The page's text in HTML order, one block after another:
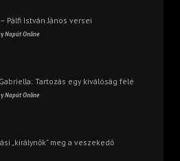
Pálfi István János versei
Napút Online
Tartozás egy kiválóság felé
Napút Online
„királynők” meg a veszekedő